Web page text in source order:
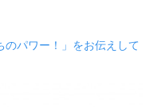
パワー！」をお伝えして